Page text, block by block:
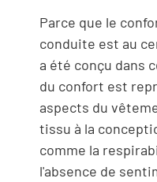
Parce que le
conduite est au
a été conçu dans
du confort est
aspects du
tissu à la
comme la
l'absence de